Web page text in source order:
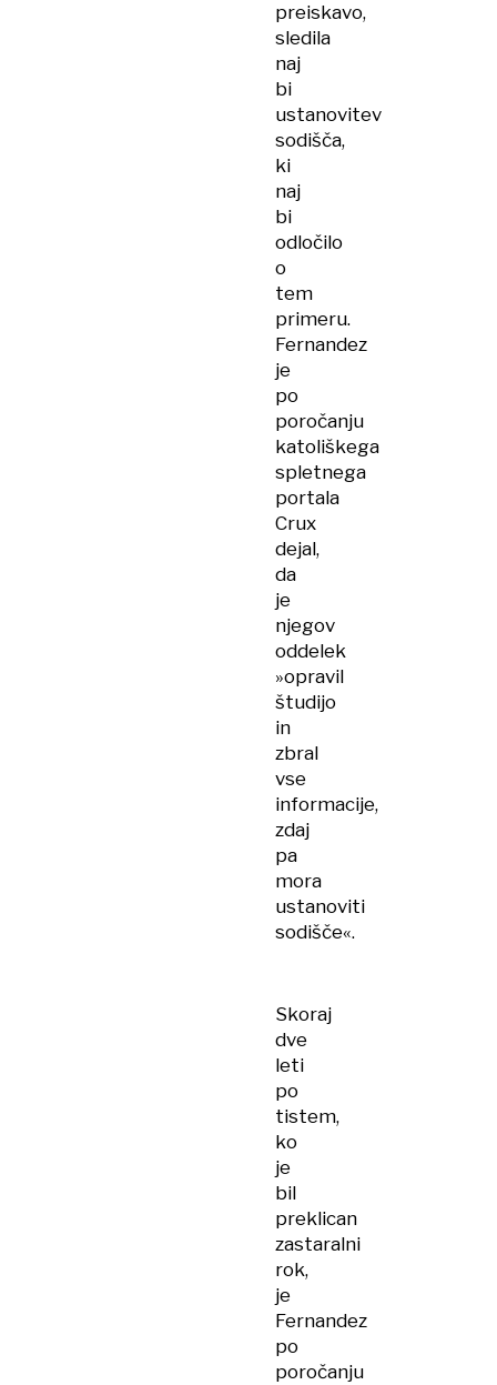
preiskavo,
sledila
naj
bi
ustanovitev
sodišča,
ki
naj
bi
odločilo
o
tem
primeru.
Fernandez
je
po
poročanju
katoliškega
spletnega
portala
Crux
dejal,
da
je
njegov
oddelek
»opravil
študijo
in
zbral
vse
informacije,
zdaj
pa
mora
ustanoviti
sodišče«.
Skoraj
dve
leti
po
tistem,
ko
je
bil
preklican
zastaralni
rok,
je
Fernandez
po
poročanju